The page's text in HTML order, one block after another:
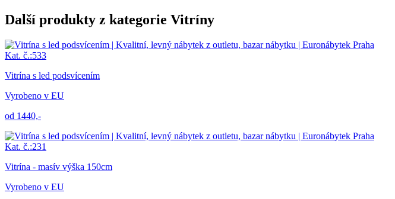
Další produkty z kategorie Vitríny
Kat. č.:533
Vitrína s led podsvícením
Vyrobeno v EU
od 1440,-
Kat. č.:231
Vitrína - masív výška 150cm
Vyrobeno v EU